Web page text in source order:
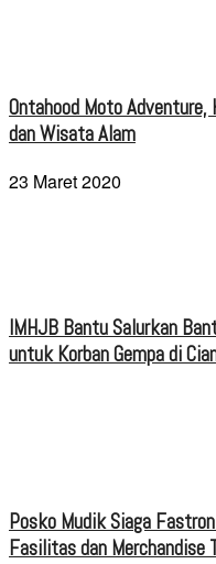
Ontahood Moto
dan Wisata Alam
23 Maret 2020
IMHJB Bantu Salurkan
untuk Korban Gempa di
Posko Mudik Siaga
Fasilitas dan Merchandise